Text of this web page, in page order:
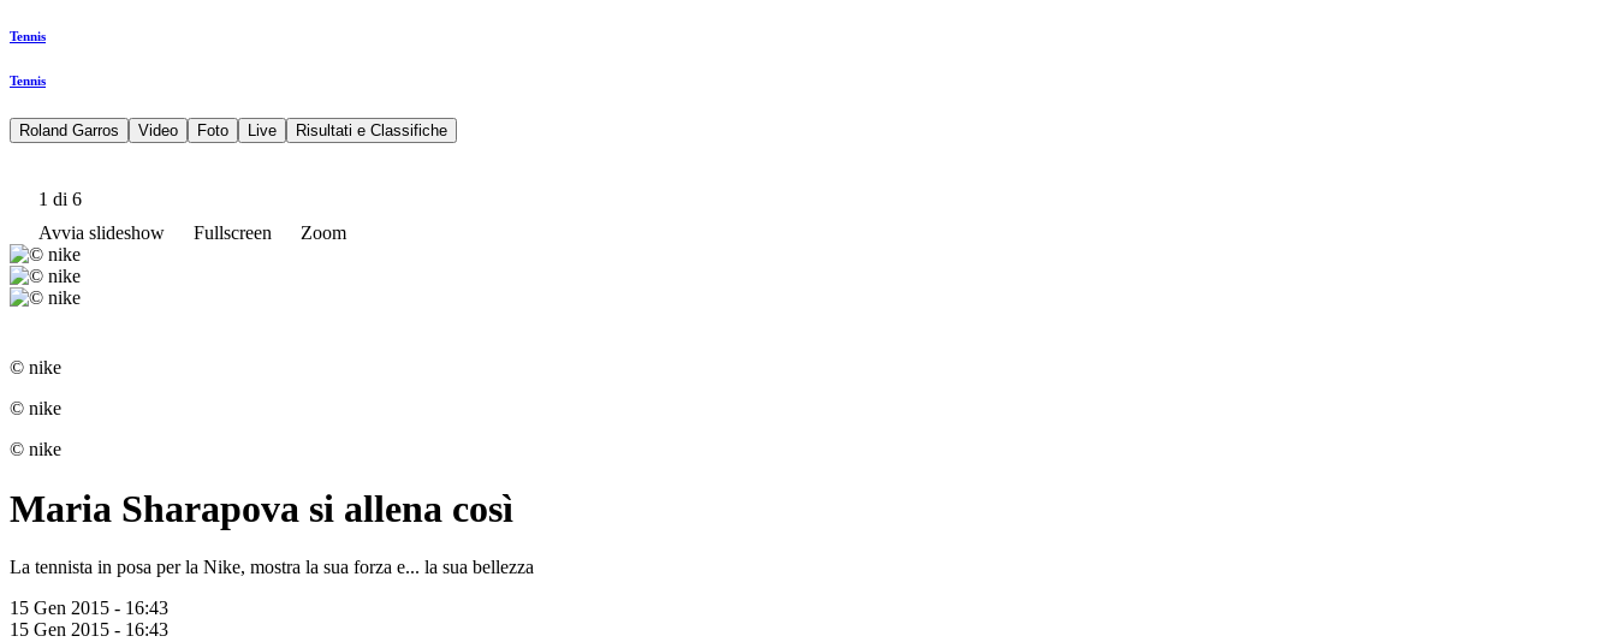
Tennis
Tennis
Roland Garros Video Foto Live Risultati e Classifiche
1 di 6
Avvia slideshow
Fullscreen Zoom
© nike
© nike
© nike
Maria Sharapova si allena così
La tennista in posa per la Nike, mostra la sua forza e... la sua bellezza
15 Gen 2015 - 16:43
15 Gen 2015 - 16:43